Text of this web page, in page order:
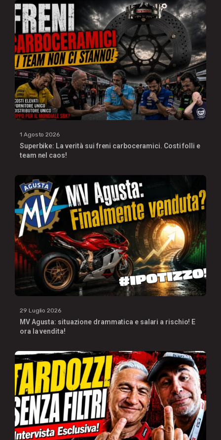
1 Agosto 2026
Superbike: La verità sui freni carboceramici. Costi folli e
team nel caos!
29 Luglio 2026
MV Agusta: situazione drammatica e salari a rischio! E
ora la vendita!